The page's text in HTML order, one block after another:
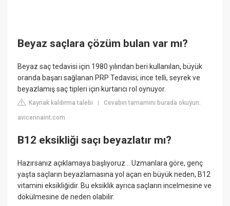
Beyaz saçlara çözüm bulan var mı?
Beyaz saç tedavisi için 1980 yılından beri kullanılan, büyük
oranda başarı sağlanan PRP Tedavisi; ince telli, seyrek ve
beyazlamış saç tipleri için kurtarıcı rol oynuyor.
Kaynak kaldırma talebi |Cevabın tamamını burada okuyun:
avicennaint.com
B12 eksikliği saçı beyazlatır mı?
Hazırsanız açıklamaya başlıyoruz... Uzmanlara göre, genç
yaşta saçların beyazlamasına yol açan en büyük neden, B12
vitamini eksikliğidir. Bu eksiklik ayrıca saçların incelmesine ve
dökülmesine de neden olabilir.